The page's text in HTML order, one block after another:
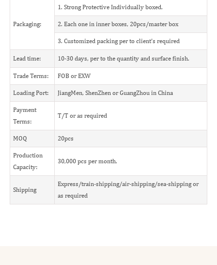
Packaging:
1. Strong Protective Individually boxed.
2. Each one in inner boxes, 20pcs/master box
3. Customized packing per to client's required
Lead time: 10-30 days, per to the quantity and surface finish.
Trade Terms: FOB or EXW
Loading Port: JiangMen, ShenZhen or GuangZhou in China
Payment
Terms:
T/T or as required
MOQ 20pcs
Production
Capacity:
30,000 pcs per month.
Shipping
Express/train-shipping/air-shipping/sea-shipping or
as required